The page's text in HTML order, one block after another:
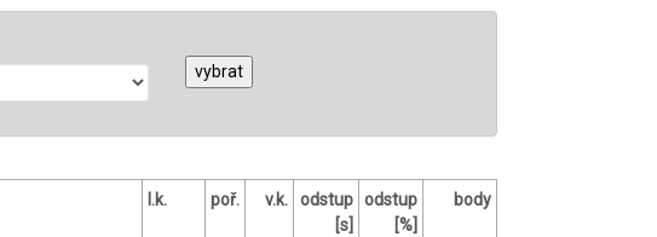
l.k. poř. v.k.
odstup
[s]
odstup
[%]
body